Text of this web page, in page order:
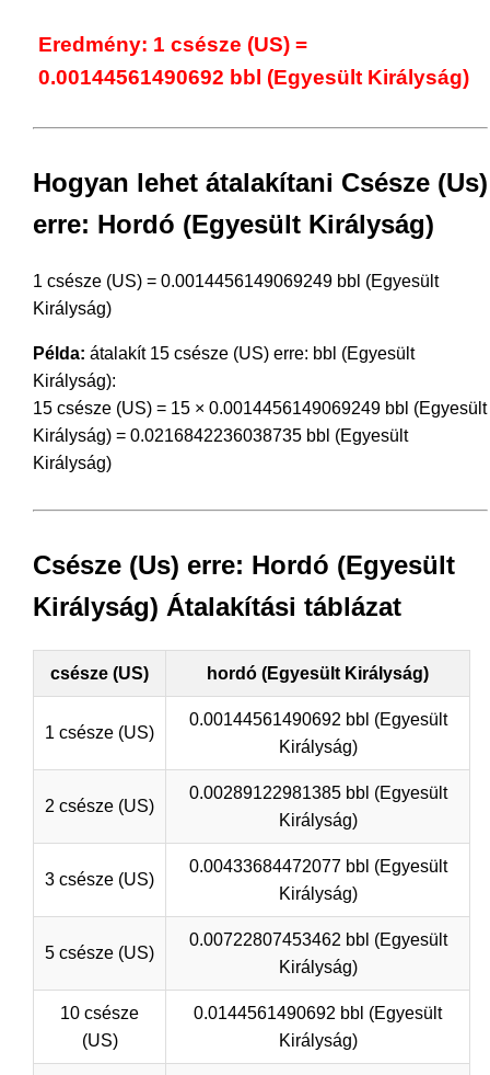
Eredmény: 1 csésze (US) =
0.00144561490692 bbl (Egyesült Királyság)
Hogyan lehet átalakítani Csésze (Us)
erre: Hordó (Egyesült Királyság)
1 csésze (US) = 0.0014456149069249 bbl (Egyesült
Királyság)
Példa: átalakít 15 csésze (US) erre: bbl (Egyesült
Királyság):
15 csésze (US) = 15 × 0.0014456149069249 bbl (Egyesült
Királyság) = 0.0216842236038735 bbl (Egyesült
Királyság)
Csésze (Us) erre: Hordó (Egyesült
Királyság) Átalakítási táblázat
csésze (US) hordó (Egyesült Királyság)
1 csésze (US)
0.00144561490692 bbl (Egyesült
Királyság)
2 csésze (US)
0.00289122981385 bbl (Egyesült
Királyság)
3 csésze (US)
0.00433684472077 bbl (Egyesült
Királyság)
5 csésze (US)
0.00722807453462 bbl (Egyesült
Királyság)
10 csésze
(US)
0.0144561490692 bbl (Egyesült
Királyság)